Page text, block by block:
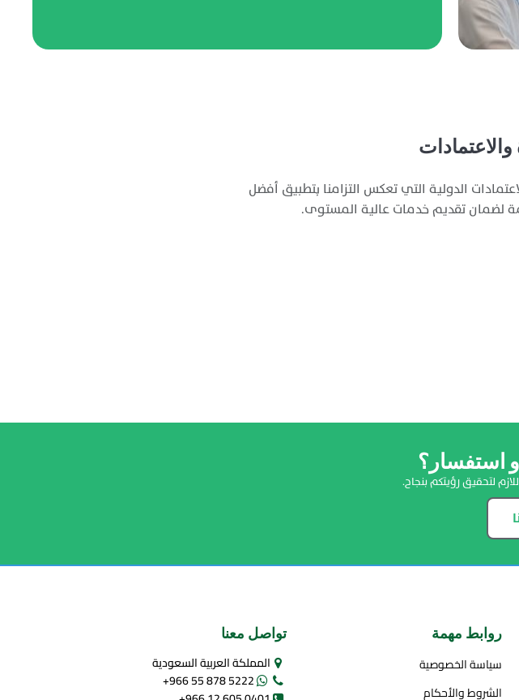
الدولية التي تعكس التزامنا بتطبيق أفضل
لضمان تقديم خدمات عالية المستوى.
استفسار؟
لتحقيق رؤيتكم بنجاح.
روابط مهمة
سياسة الخصوصية
الشروط والأحكام
تواصل معنا
المملكة العربية السعودية
+966 55 878 5222